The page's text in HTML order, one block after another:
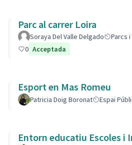
Parc al carrer Loira
Soraya Del Valle Delgado Parcs
0 Acceptada
Esport en Mas Romeu
Patricia Doig Boronat Espai
Entorn educatiu Escoles i